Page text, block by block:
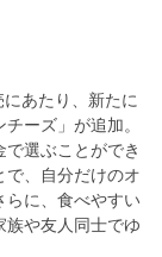
あたり、新たに
ーズ」が追加。
で選ぶことができ
で、自分だけのオ
らに、食べやすい
族や友人同士でゆ